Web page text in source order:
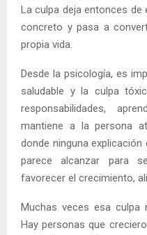
La culpa deja entonces
concreto y pasa a
propia vida.
Desde la psicología, es
saludable y la culpa
responsabilidades,
mantiene a la persona
donde ninguna
parece alcanzar para
favorecer el crecimiento,
Muchas veces esa culpa
Hay personas que